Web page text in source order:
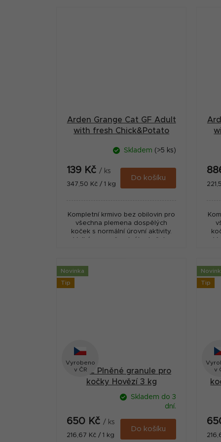
Arden Grange Cat GF Adult
with fresh Chick&Potato
Skladem (>5 ks)
139 Kč / ks
Měrná
347,50 Kč / 1 kg
Do košíku
Kompletní krmivo bez obilovin pro
všechna plemena dospělých
koček s normální úrovní aktivity.
Velké porce čerstvého kuřete
Novinka
Tip
Vyrobeno
v ČR
CATIE Plněné granule pro
kočky Hovězí 3 kg
Skladem do 3
dní.
650 Kč / ks
Měrná
216,67 Kč / 1 kg
Do košíku
Tip
v